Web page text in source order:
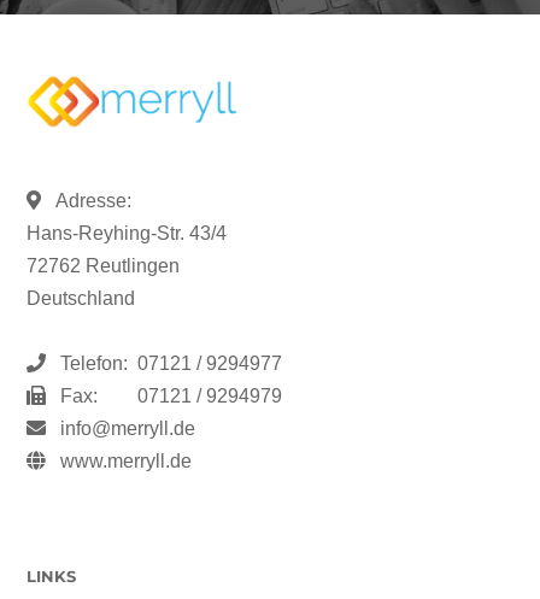
Adresse:
Hans-Reyhing-Str. 43/4
72762 Reutlingen
Deutschland
Telefon: 07121 / 9294977
Fax:
07121 / 9294979
info@merryll.de
www.merryll.de
LINKS